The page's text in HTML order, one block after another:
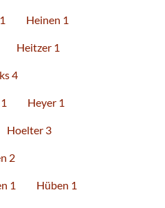
Heinen 1
Heitzer 1
4
Heyer 1
Hoelter 3
2
1 Hüben 1